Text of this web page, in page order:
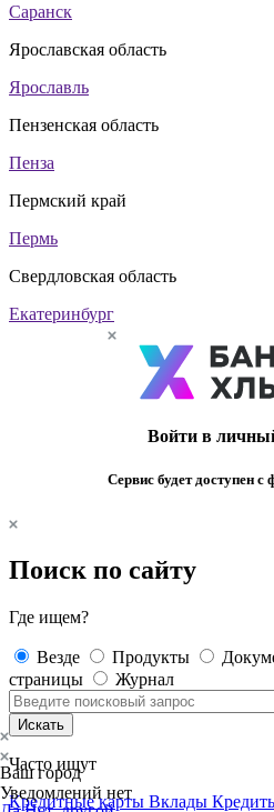
Ваш город
Уведомлений нет
Саранск
Ярославская область
Ярославль
Пензенская область
Пенза
Пермский край
Пермь
Свердловская область
Екатеринбург
Войти в
Сервис будет доступен с
Поиск по сайту
Где ищем?
Везде Продукты
страницы
Журнал
Искать
Часто ищут
Кредитные карты Вклады